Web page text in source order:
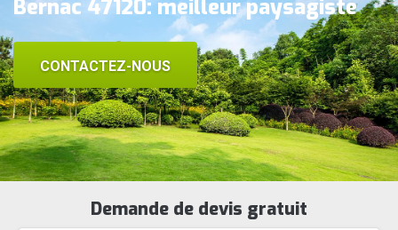
Bernac 47120: meilleur paysagiste
CONTACTEZ-NOUS
Demande de devis gratuit